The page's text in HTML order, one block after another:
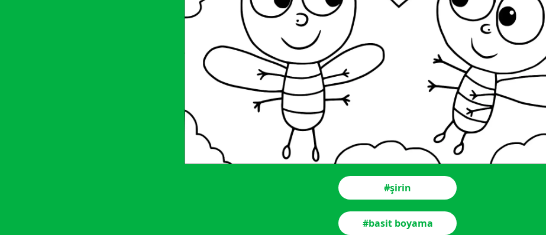
#şirin
#basit boyama